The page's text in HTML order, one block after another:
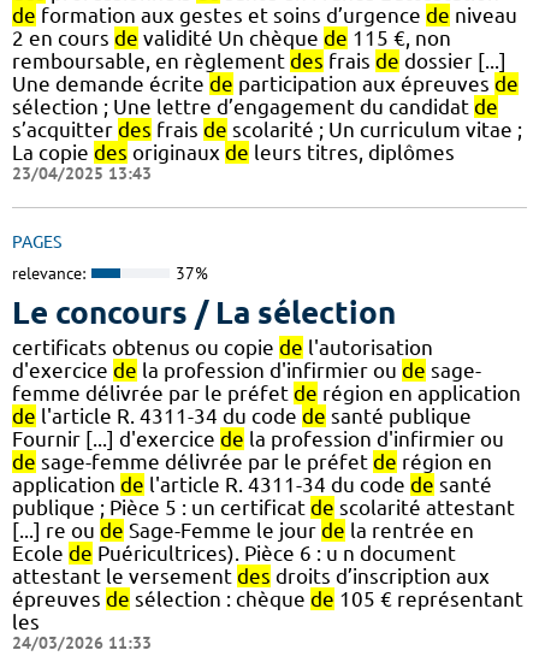
de formation aux gestes et soins d’urgence de niveau
2 en cours de validité Un chèque de 115 €, non
remboursable, en règlement des frais de dossier [...]
Une demande écrite de participation aux épreuves de
sélection ; Une lettre d’engagement du candidat de
s’acquitter des frais de scolarité ; Un curriculum vitae ;
La copie des originaux de leurs titres, diplômes
23/04/2025 13:43
PAGES
relevance: 37%
Le concours / La sélection
certificats obtenus ou copie de l'autorisation
d'exercice de la profession d'infirmier ou de sage-
femme délivrée par le préfet de région en application
de l'article R. 4311-34 du code de santé publique
Fournir [...] d'exercice de la profession d'infirmier ou
de sage-femme délivrée par le préfet de région en
application de l'article R. 4311-34 du code de santé
publique ; Pièce 5 : un certificat de scolarité attestant
[...] re ou de Sage-Femme le jour de la rentrée en
Ecole de Puéricultrices). Pièce 6 : u n document
attestant le versement des droits d’inscription aux
épreuves de sélection : chèque de 105 € représentant
les
24/03/2026 11:33